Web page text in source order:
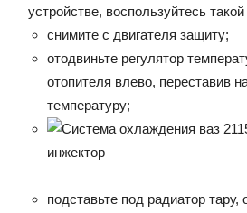
устройстве, воспользуйтесь
снимите с двигателя защиту;
отодвиньте регулятор
отопителя влево, переставив
температуру;
подставьте под радиатор тару,